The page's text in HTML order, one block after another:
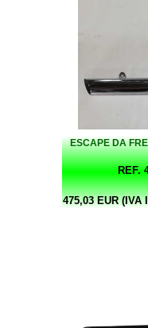
ESCAPE DA
REF.
475,03 EUR (IVA